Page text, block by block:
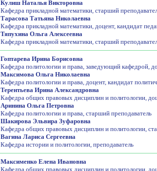
Кулиш Наталья Викторовна
Кафедра прикладной математики, старший
Тарасова Татьяна Николаевна
Кафедра прикладной математики, доцент, кандидат
Тяпухина Ольга Алексеевна
Кафедра прикладной математики, старший
Гоптарева Ирина Борисовна
Кафедра политологии и права, заведующий кафедрой,
Максимова Ольга Николаевна
Кафедра политологии и права, доцент, кандидат
Терентьева Ирина Александровна
Кафедра общих правовых дисциплин и политологии,
Аринина Ольга Петровна
Кафедра политологии и права, старший преподаватель
Шакирова Эльвира Зуфаровна
Кафедра общих правовых дисциплин и политологии,
Вагина Лариса Сергеевна
Кафедра истории и политологии, преподаватель
Максименко Елена Ивановна
Кафедра общих правовых дисциплин и политологии,